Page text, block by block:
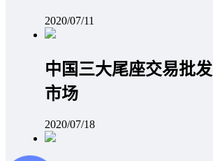
2020/07/11
中国三大尾座交易批发
市场
2020/07/18